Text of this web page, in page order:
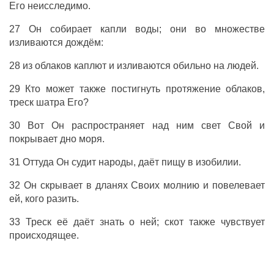
Его неисследимо.
27 Он собирает капли воды; они во множестве
изливаются дождём:
28 из облаков каплют и изливаются обильно на людей.
29 Кто может также постигнуть протяжение облаков,
треск шатра Его?
30 Вот Он распространяет над ним свет Свой и
покрывает дно моря.
31 Оттуда Он судит народы, даёт пищу в изобилии.
32 Он скрывает в дланях Своих молнию и повелевает
ей, кого разить.
33 Треск её даёт знать о ней; скот также чувствует
происходящее.